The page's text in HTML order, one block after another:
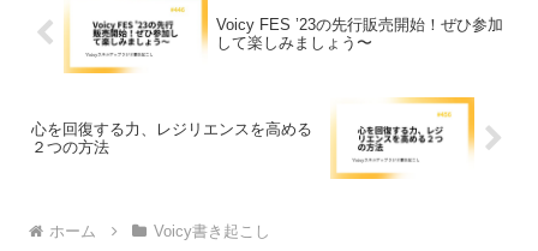
Voicy FES ’23の先行販売開始！ぜひ参加
して楽しみましょう〜
心を回復する力、レジリエンスを高める
２つの方法
ホーム Voicy書き起こし